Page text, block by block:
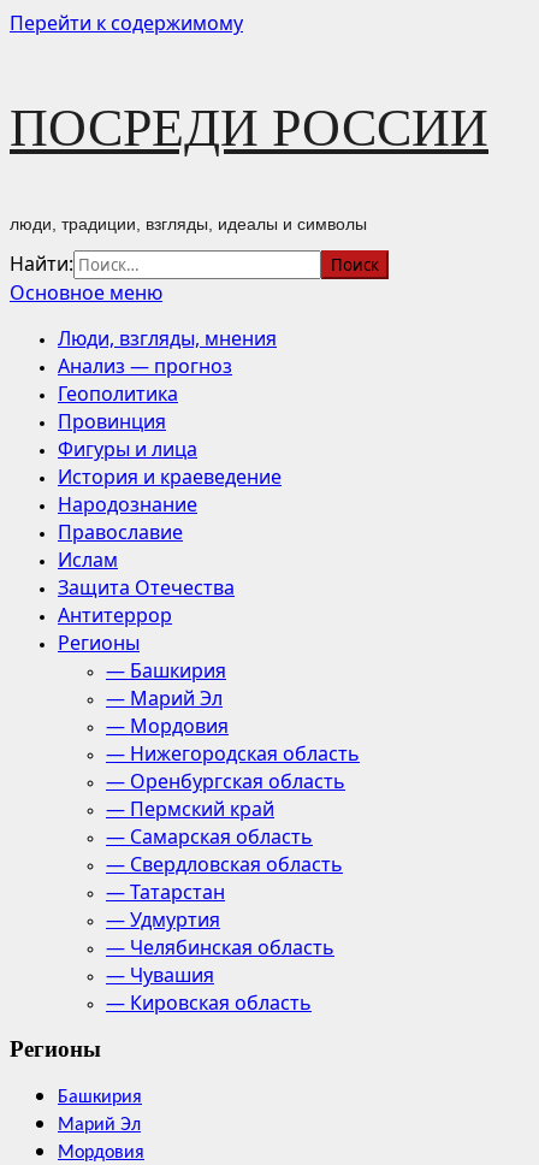
Перейти к содержимому
ПОСРЕДИ РОССИИ
люди, традиции, взгляды, идеалы и символы
Найти:
Основное меню
Люди, взгляды, мнения
Анализ — прогноз
Геополитика
Провинция
Фигуры и лица
История и краеведение
Народознание
Православие
Ислам
Защита Отечества
Антитеррор
Регионы
— Башкирия
— Марий Эл
— Мордовия
— Нижегородская область
— Оренбургская область
— Пермский край
— Самарская область
— Свердловская область
— Татарстан
— Удмуртия
— Челябинская область
— Чувашия
— Кировская область
Регионы
Башкирия
Марий Эл
Мордовия